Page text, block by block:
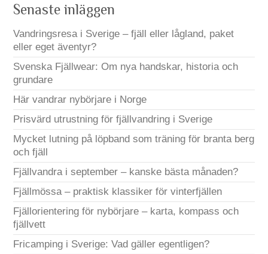
Senaste inläggen
Vandringsresa i Sverige – fjäll eller lågland, paket
eller eget äventyr?
Svenska Fjällwear: Om nya handskar, historia och
grundare
Här vandrar nybörjare i Norge
Prisvärd utrustning för fjällvandring i Sverige
Mycket lutning på löpband som träning för branta berg
och fjäll
Fjällvandra i september – kanske bästa månaden?
Fjällmössa – praktisk klassiker för vinterfjällen
Fjällorientering för nybörjare – karta, kompass och
fjällvett
Fricamping i Sverige: Vad gäller egentligen?